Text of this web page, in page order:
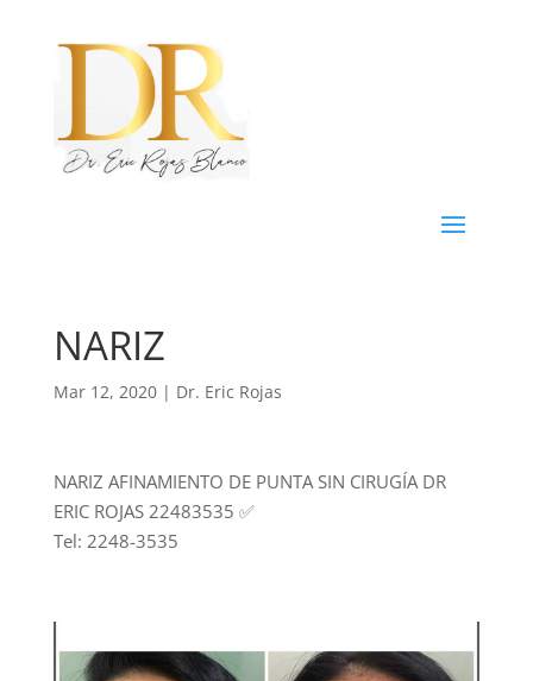
NARIZ
Mar 12, 2020| Dr. Eric Rojas
NARIZ AFINAMIENTO DE PUNTA SIN CIRUGÍA DR
ERIC ROJAS 22483535 ✅
Tel: 2248-3535